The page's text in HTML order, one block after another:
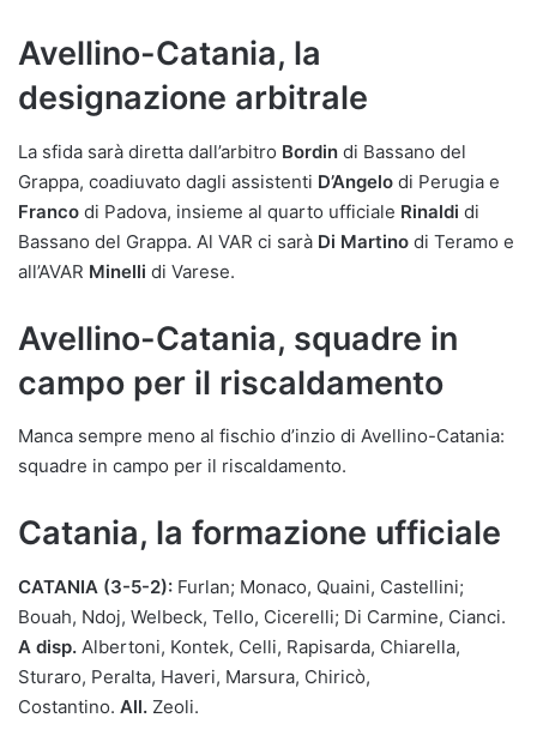
Avellino-Catania, la
designazione arbitrale
La sfida sarà diretta dall’arbitro Bordin di Bassano del
Grappa, coadiuvato dagli assistenti D’Angelo di Perugia e
Franco di Padova, insieme al quarto ufficiale Rinaldi di
Bassano del Grappa. Al VAR ci sarà Di Martino di Teramo e
all’AVAR Minelli di Varese.
Avellino-Catania, squadre in
campo per il riscaldamento
Manca sempre meno al fischio d’inzio di Avellino-Catania:
squadre in campo per il riscaldamento.
Catania, la formazione ufficiale
CATANIA (3-5-2): Furlan; Monaco, Quaini, Castellini;
Bouah, Ndoj, Welbeck, Tello, Cicerelli; Di Carmine, Cianci.
A disp. Albertoni, Kontek, Celli, Rapisarda, Chiarella,
Sturaro, Peralta, Haveri, Marsura, Chiricò,
Costantino. All. Zeoli.